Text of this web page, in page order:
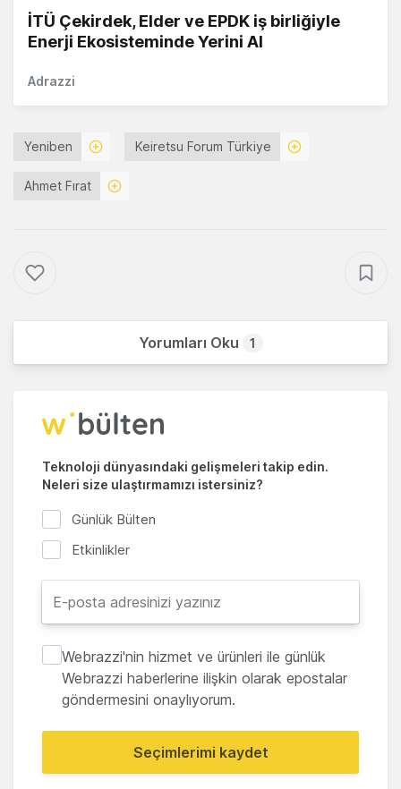
İTÜ Çekirdek, Elder ve EPDK iş birliğiyle
Enerji Ekosisteminde Yerini Al
Adrazzi
Yeniben Keiretsu Forum Türkiye
Ahmet Fırat
Yorumları Oku 1
Teknoloji dünyasındaki gelişmeleri takip edin.
Neleri size ulaştırmamızı istersiniz?
Günlük Bülten
Etkinlikler
Webrazzi'nin hizmet ve ürünleri ile günlük
Webrazzi haberlerine ilişkin olarak epostalar
göndermesini onaylıyorum.
Seçimlerimi kaydet